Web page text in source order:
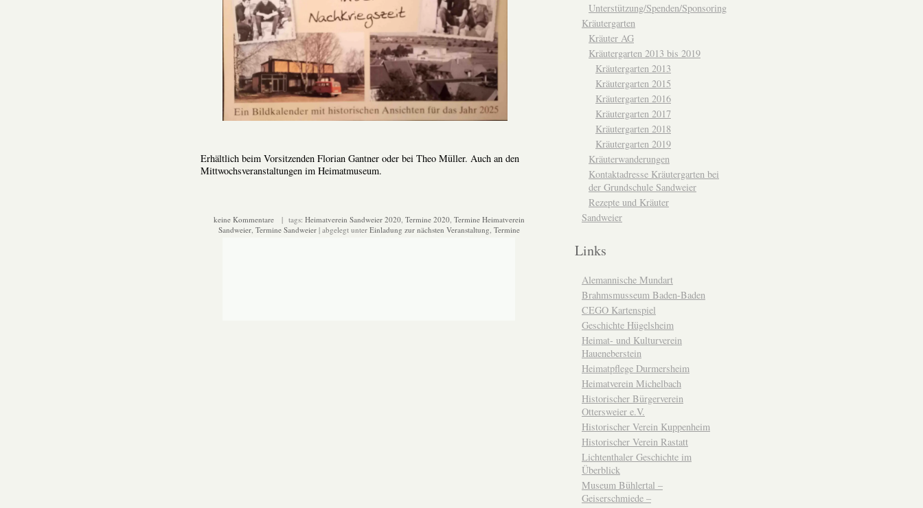
Erhältlich beim Vorsitzenden Florian Gantner oder bei Theo Müller. Auch an den
Mittwochsveranstaltungen im Heimatmuseum.
keine Kommentare| tags: Heimatverein Sandweier 2020, Termine 2020, Termine Heimatverein
Sandweier, Termine Sandweier| abgelegt unter Einladung zur nächsten Veranstaltung, Termine
Unterstützung/Spenden/Sponsoring
Kräutergarten
Kräuter AG
Kräutergarten 2013 bis 2019
Kräutergarten 2013
Kräutergarten 2015
Kräutergarten 2016
Kräutergarten 2017
Kräutergarten 2018
Kräutergarten 2019
Kräuterwanderungen
Kontaktadresse Kräutergarten bei
der Grundschule Sandweier
Rezepte und Kräuter
Sandweier
Links
Alemannische Mundart
Brahmsmusseum Baden-Baden
CEGO Kartenspiel
Geschichte Hügelsheim
Heimat- und Kulturverein
Haueneberstein
Heimatpflege Durmersheim
Heimatverein Michelbach
Historischer Bürgerverein
Ottersweier e.V.
Historischer Verein Kuppenheim
Historischer Verein Rastatt
Lichtenthaler Geschichte im
Überblick
Museum Bühlertal –
Geiserschmiede –